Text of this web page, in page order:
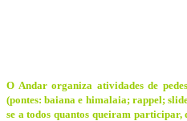
O Andar organiza atividades de
(pontes: baiana e himalaia; rappel;
se a todos quantos queiram participar,